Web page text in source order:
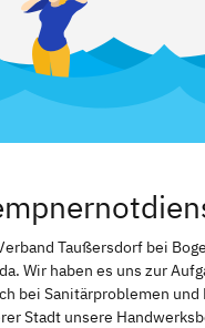
Taußersdorf bei
Wir haben es uns zur
bei Sanitärproblemen
Stadt unsere